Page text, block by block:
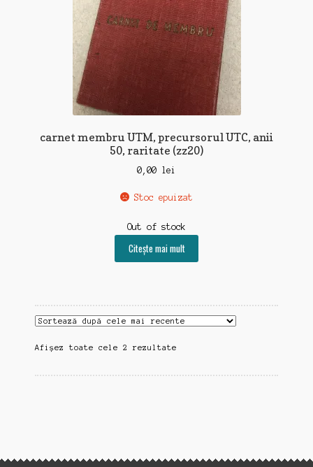
carnet membru UTM, precursorul UTC, anii
50, raritate (zz20)
0,00 lei
Stoc epuizat
Out of stock
Citește mai mult
Afișez toate cele 2 rezultateSortat
cele